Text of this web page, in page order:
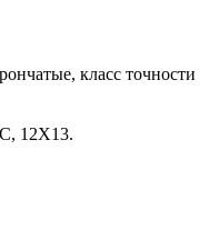
класс точности
12Х13.